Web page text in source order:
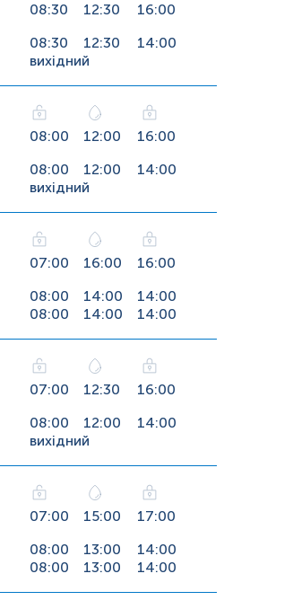
08:30 12:30 16:00
08:30 12:30 14:00
вихідний
08:00 12:00 16:00
08:00 12:00 14:00
вихідний
07:00 16:00 16:00
08:00 14:00 14:00
08:00 14:00 14:00
07:00 12:30 16:00
08:00 12:00 14:00
вихідний
07:00 15:00 17:00
08:00 13:00 14:00
08:00 13:00 14:00